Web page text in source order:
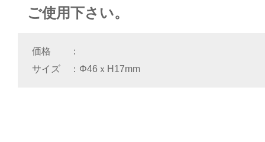
ご使用下さい。
価格
サイズ
Φ46ｘH17mm